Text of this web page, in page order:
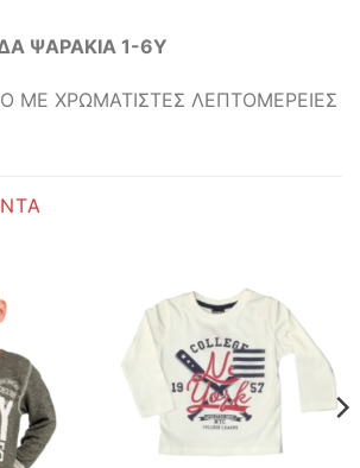
ΨΑΡΑΚΙΑ 1-6Υ
ΜΕ ΧΡΩΜΑΤΙΣΤΕΣ ΛΕΠΤΟΜΕΡΕΙΕΣ